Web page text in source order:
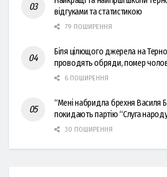
відгуками та статистикою
79 ПОШИРЕННЯ
Біля цілющого джерела на
проводять обряди, помер
6 ПОШИРЕННЯ
“Мені набридла брехня Василя
покидають партію “Слуга
30 ПОШИРЕННЯ